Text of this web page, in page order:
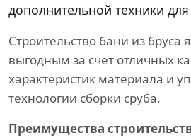
дополнительной техники
Строительство бани из бруса
выгодным за счет отличных
характеристик материала и
технологии сборки сруба.
Преимущества